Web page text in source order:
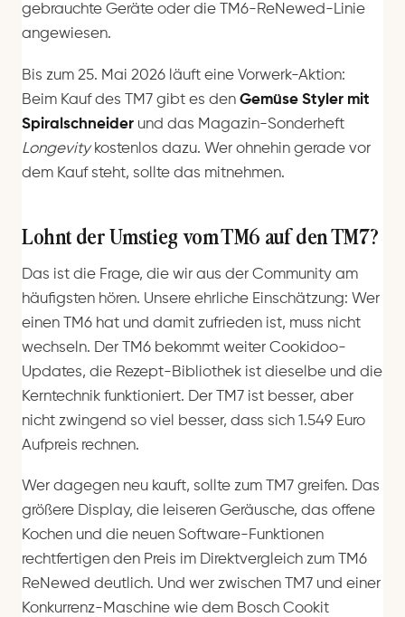
gebrauchte Geräte oder die TM6-ReNewed-Linie
angewiesen.
Bis zum 25. Mai 2026 läuft eine Vorwerk-Aktion:
Beim Kauf des TM7 gibt es den Gemüse Styler mit
Spiralschneider und das Magazin-Sonderheft
Longevitykostenlos dazu. Wer ohnehin gerade vor
dem Kauf steht, sollte das mitnehmen.
Lohnt der Umstieg vom TM6 auf den TM7?
Das ist die Frage, die wir aus der Community am
häufigsten hören. Unsere ehrliche Einschätzung: Wer
einen TM6 hat und damit zufrieden ist, muss nicht
wechseln. Der TM6 bekommt weiter Cookidoo-
Updates, die Rezept-Bibliothek ist dieselbe und die
Kerntechnik funktioniert. Der TM7 ist besser, aber
nicht zwingend so viel besser, dass sich 1.549 Euro
Aufpreis rechnen.
Wer dagegen neu kauft, sollte zum TM7 greifen. Das
größere Display, die leiseren Geräusche, das offene
Kochen und die neuen Software-Funktionen
rechtfertigen den Preis im Direktvergleich zum TM6
ReNewed deutlich. Und wer zwischen TM7 und einer
Konkurrenz-Maschine wie dem Bosch Cookit